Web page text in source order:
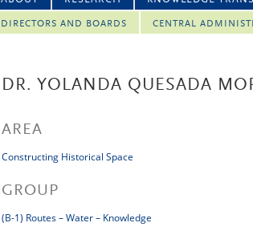
DIRECTORS AND BOARDS CENTRAL
DR. YOLANDA QUESADA
AREA
Constructing Historical Space
GROUP
(B-1) Routes – Water – Knowledge